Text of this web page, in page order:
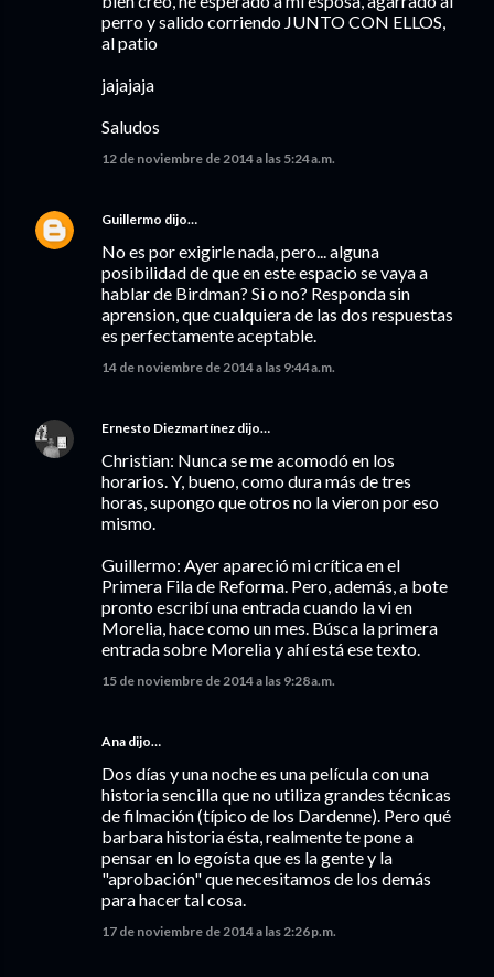
perro y salido corriendo JUNTO CON ELLOS,
al patio
jajajaja
Saludos
12 de noviembre de 2014 a las 5:24 a.m.
Guillermo dijo…
No es por exigirle nada, pero... alguna
posibilidad de que en este espacio se vaya a
hablar de Birdman? Si o no? Responda sin
aprension, que cualquiera de las dos respuestas
es perfectamente aceptable.
14 de noviembre de 2014 a las 9:44 a.m.
Ernesto Diezmartínez dijo…
Christian: Nunca se me acomodó en los
horarios. Y, bueno, como dura más de tres
horas, supongo que otros no la vieron por eso
mismo.
Guillermo: Ayer apareció mi crítica en el
Primera Fila de Reforma. Pero, además, a bote
pronto escribí una entrada cuando la vi en
Morelia, hace como un mes. Búsca la primera
entrada sobre Morelia y ahí está ese texto.
15 de noviembre de 2014 a las 9:28 a.m.
Ana dijo…
Dos días y una noche es una película con una
historia sencilla que no utiliza grandes técnicas
de filmación (típico de los Dardenne). Pero qué
barbara historia ésta, realmente te pone a
pensar en lo egoísta que es la gente y la
"aprobación" que necesitamos de los demás
para hacer tal cosa.
17 de noviembre de 2014 a las 2:26 p.m.